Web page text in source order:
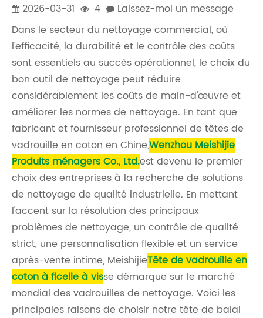
2026-03-31 4
Laissez-moi un message
Dans le secteur du nettoyage commercial, où
l'efficacité, la durabilité et le contrôle des coûts
sont essentiels au succès opérationnel, le choix du
bon outil de nettoyage peut réduire
considérablement les coûts de main-d'œuvre et
améliorer les normes de nettoyage. En tant que
fabricant et fournisseur professionnel de têtes de
vadrouille en coton en Chine,Wenzhou Meishijie
Produits ménagers Co., Ltd.est devenu le premier
choix des entreprises à la recherche de solutions
de nettoyage de qualité industrielle. En mettant
l'accent sur la résolution des principaux
problèmes de nettoyage, un contrôle de qualité
strict, une personnalisation flexible et un service
après-vente intime, MeishijieTête de vadrouille en
coton à ficelle à visse démarque sur le marché
mondial des vadrouilles de nettoyage. Voici les
principales raisons de choisir notre tête de balai